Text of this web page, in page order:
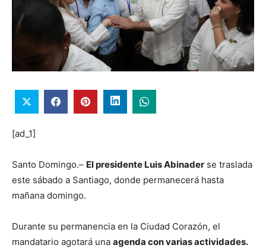
[ad_1]
Santo Domingo.– El presidente Luis Abinader se traslada
este sábado a Santiago, donde permanecerá hasta
mañana domingo.
Durante su permanencia en la Ciudad Corazón, el
mandatario agotará una agenda con varias actividades.